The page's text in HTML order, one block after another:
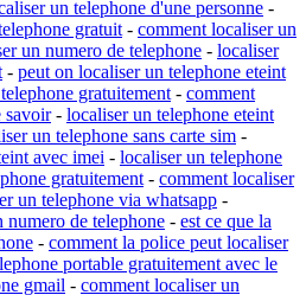
un telephone d'une personne -
gratuit- comment localiser un
un numero de telephone - localiser
- peut on localiser un telephone eteint
gratuitement- comment
savoir- localiser un telephone eteint
un telephone sans carte sim -
avec imei - localiser un telephone
gratuitement- comment localiser
un telephone via whatsapp -
numero de telephone - est ce que la
- comment la police peut localiser
portable gratuitement avec le
gmail - comment localiser un